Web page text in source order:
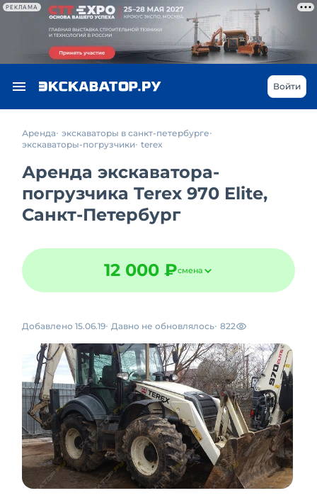
РЕКЛАМА
Войти
Аренда экскаваторы в санкт-петербурге
экскаваторы-погрузчики terex
Аренда экскаватора-
погрузчика Terex 970 Elite,
Санкт-Петербург
12 000 ₽смена
Добавлено 15.06.19 Давно не обновлялось 822